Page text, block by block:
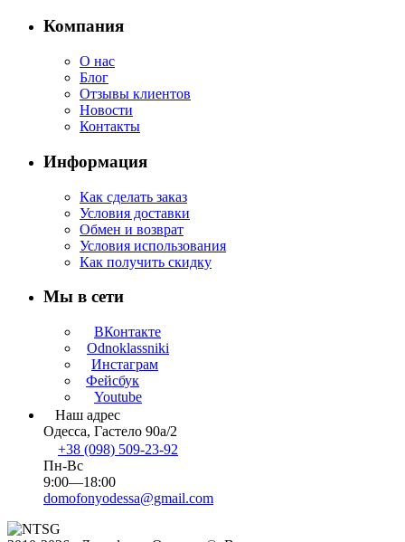
Компания
О нас
Блог
Отзывы клиентов
Новости
Контакты
Информация
Как сделать заказ
Условия доставки
Обмен и возврат
Условия использования
Как получить скидку
Мы в сети
ВКонтакте
Odnoklassniki
Инстаграм
Фейсбук
Youtube
Наш адрес
Одесса, Гастело 90а/2
+38 (098) 509-23-92
Пн-Вс
9:00—18:00
domofonyodessa@gmail.com